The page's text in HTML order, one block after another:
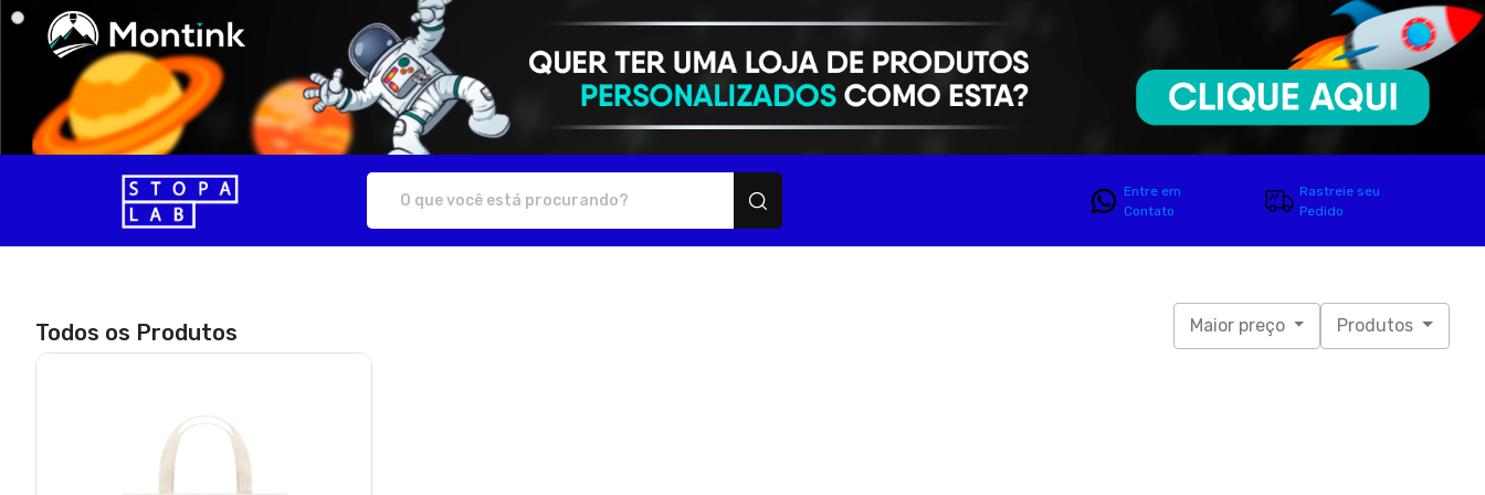
Entre em
Contato
Rastreie seu
Pedido
Todos os Produtos Maior preço Produtos